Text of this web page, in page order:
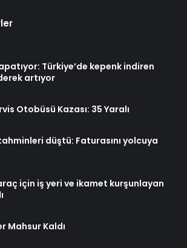
Türkiye’de kepenk indiren
artıyor
Otobüsü Kazası: 35 Yaralı
düştü: Faturasını yolcuya
için iş yeri ve ikamet kurşunlayan
Mahsur Kaldı